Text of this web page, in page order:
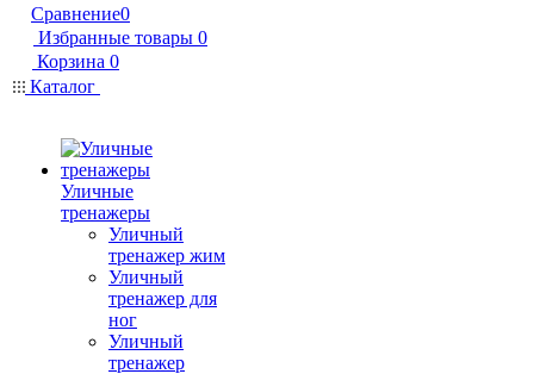
Сравнение0
Избранные товары 0
Корзина 0
Каталог
Уличные
тренажеры
Уличный
тренажер жим
Уличный
тренажер для
ног
Уличный
тренажер